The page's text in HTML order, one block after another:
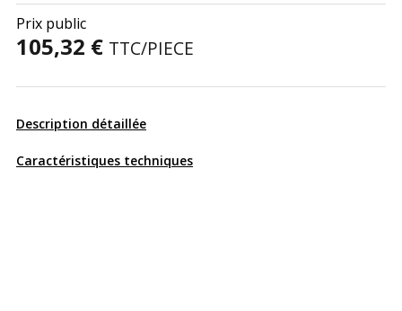
Prix public
105,32 € TTC/PIECE
Description détaillée
Caractéristiques techniques